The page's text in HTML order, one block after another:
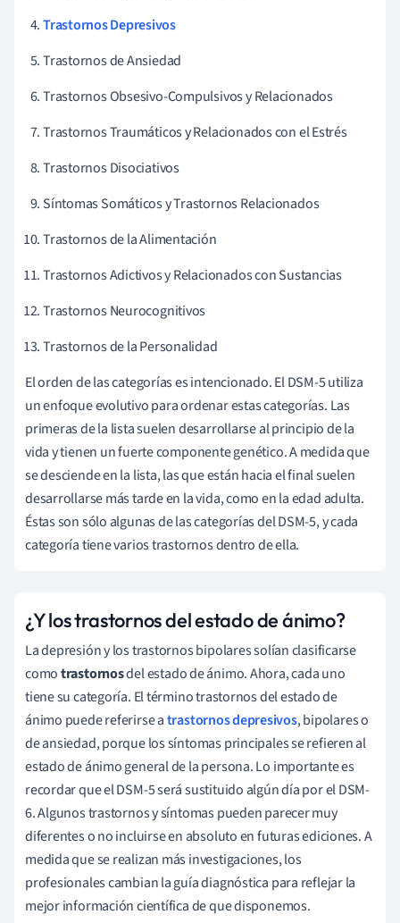
Trastornos Depresivos
Trastornos de Ansiedad
Trastornos Obsesivo-Compulsivos y Relacionados
Trastornos Traumáticos y Relacionados con el Estrés
Trastornos Disociativos
Síntomas Somáticos y Trastornos Relacionados
Trastornos de la Alimentación
Trastornos Adictivos y Relacionados con Sustancias
Trastornos Neurocognitivos
Trastornos de la Personalidad
El orden de las categorías es intencionado. El DSM-5 utiliza
un enfoque evolutivo para ordenar estas categorías. Las
primeras de la lista suelen desarrollarse al principio de la
vida y tienen un fuerte componente genético. A medida que
se desciende en la lista, las que están hacia el final suelen
desarrollarse más tarde en la vida, como en la edad adulta.
Éstas son sólo algunas de las categorías del DSM-5, y cada
categoría tiene varios trastornos dentro de ella.
¿Y los trastornos del estado de ánimo?
La depresión y los trastornos bipolares solían clasificarse
comotrastornosdel estado de ánimo. Ahora, cada uno
tiene su categoría. El término trastornos del estado de
ánimo puede referirse atrastornos depresivos, bipolares o
de ansiedad, porque los síntomas principales se refieren al
estado de ánimo general de la persona. Lo importante es
recordar que el DSM-5 será sustituido algún día por el DSM-
6. Algunos trastornos y síntomas pueden parecer muy
diferentes o no incluirse en absoluto en futuras ediciones. A
medida que se realizan más investigaciones, los
profesionales cambian la guía diagnóstica para reflejar la
mejor información científica de que disponemos.